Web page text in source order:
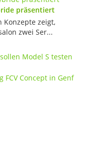
präsentiert
Konzepte zeigt,
zwei Ser...
Model S testen
Concept in Genf